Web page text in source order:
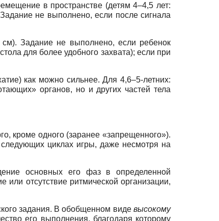
в пространстве (детям 4–4,5 лет:
не выполнено, если после сигнала
Задание не выполнено, если ребенок
для более удобного захвата); если при
как можно сильнее. Для 4,6–5-летних:
органов, но и других частей тела
кроме одного (заранее «запрещенного»).
циклах игры, даже несмотря на
основных его фаз в определенной
или отсутствие ритмической организации,
задания. В обобщенном виде высокому
его выполнения, благодаря которому